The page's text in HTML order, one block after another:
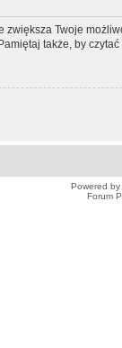
Twoje
także, by
Powered by
Forum